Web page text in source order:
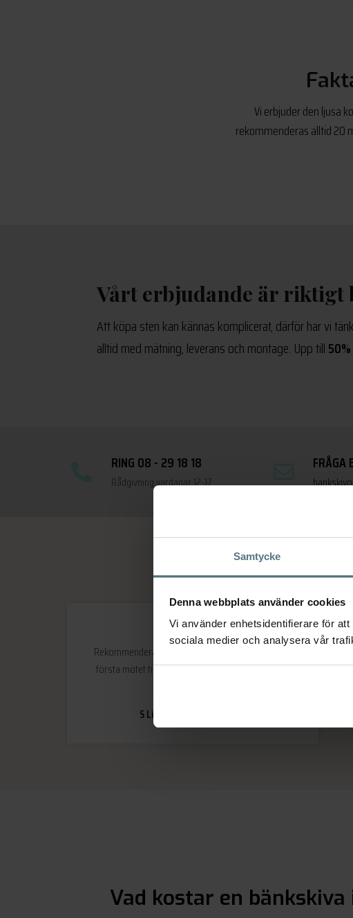
Samtycke
Denna webbplats använder cookies
Vi använder enhetsidentifierare för
sociala medier och analysera vår
Vi erbjuder den ljusa
rekommenderas alltid 20
Vårt erbjudande är riktigt
Att köpa sten kan kännas komplicerat, därför har vi
alltid med mätning, leverans och montage. Upp till
RING 08 - 29 18 18
Rådgivning vardagar 12-17
FRÅGA
Rekommenderas! Fint och kunnigt bemötande från
första mötet till installation. Tveka inte att besöka
S Lindblom
Vad kostar en bänkskiva